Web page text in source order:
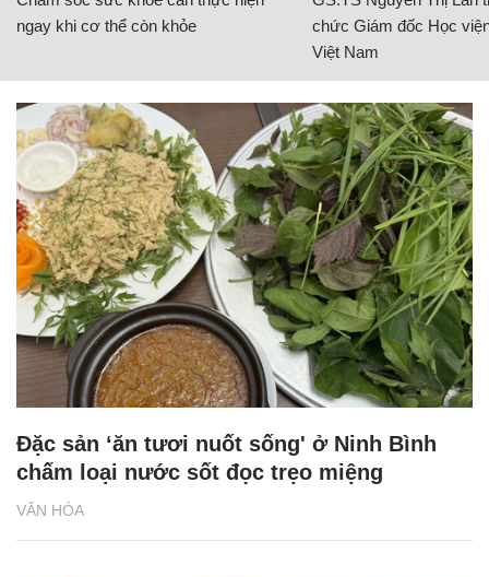
ngay khi cơ thể còn khỏe
chức Giám đốc Học
Việt Nam
VĂN HÓA
Đặc sản ‘ăn tươi nuốt sống' ở Ninh Bình
chấm loại nước sốt đọc trẹo miệng